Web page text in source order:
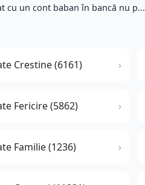
cu un cont baban în bancă nu p...
Crestine (6161)
Fericire (5862)
Familie (1236)